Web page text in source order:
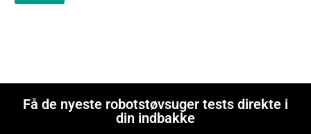
Få de nyeste robotstøvsuger tests direkte i
din indbakke